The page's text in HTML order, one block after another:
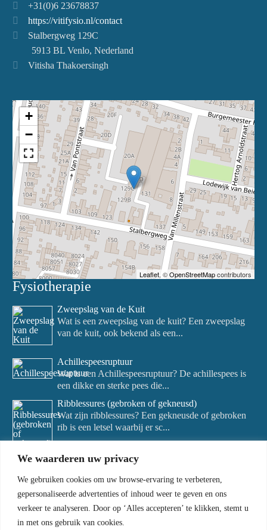
We waarderen uw privacy
We gebruiken cookies om uw browse-ervaring te verbeteren,
gepersonaliseerde advertenties of inhoud weer te geven en ons
verkeer te analyseren. Door op ‘Alles accepteren’ te klikken, stemt u
in met ons gebruik van cookies.
+31(0)6 23678837
https://vitifysio.nl/contact
Stalbergweg 129C
5913 BL Venlo, Nederland
Vitisha Thakoersingh
+
−
Leaflet, ©OpenStreetMapcontributors
Fysiotherapie
Zweepslag van de Kuit
Wat is een zweepslag van de kuit? Een zweepslag
van de kuit, ook bekend als een...
Achillespeesruptuur
Wat is een Achillespeesruptuur? De achillespees is
een dikke en sterke pees die...
Ribblessures (gebroken of gekneusd)
Wat zijn ribblessures? Een gekneusde of gebroken
rib is een letsel waarbij er sc...